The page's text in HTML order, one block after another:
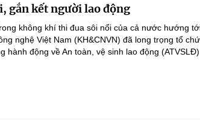
gắn kết người lao động
không khí thi đua sôi nổi của cả nước hướng
nghệ Việt Nam (KH&CNVN) đã long trọng tổ
hành động về An toàn, vệ sinh lao động (ATVSLĐ)